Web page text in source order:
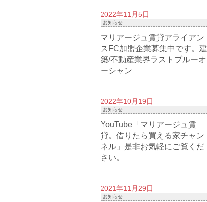
2022年11月5日
お知らせ
マリアージュ賃貸アライアン
スFC加盟企業募集中です。建
築/不動産業界ラストブルーオ
ーシャン
2022年10月19日
お知らせ
YouTube「マリアージュ賃
貸。借りたら買える家チャン
ネル」是非お気軽にご覧くだ
さい。
2021年11月29日
お知らせ